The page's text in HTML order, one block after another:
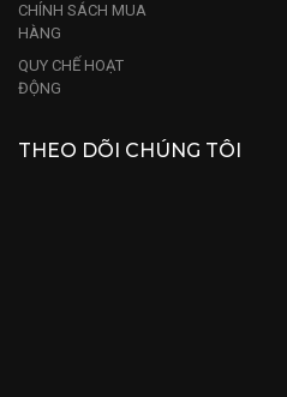
CHÍNH SÁCH MUA
HÀNG
QUY CHẾ HOẠT
ĐỘNG
THEO DÕI CHÚNG TÔI